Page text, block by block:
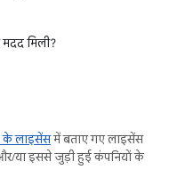
मिली?
के लाइसेंसमें बताए गए लाइसेंस
या इससे जुड़ी हुई कंपनियों के